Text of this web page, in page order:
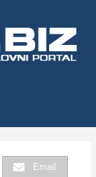
Email